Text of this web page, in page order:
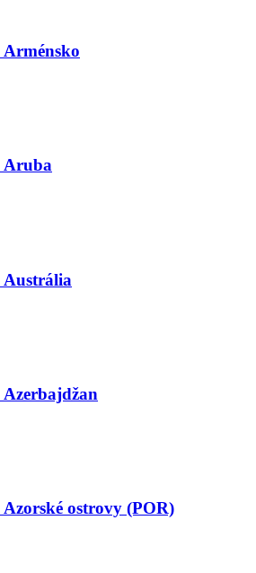
Arménsko
Aruba
Austrália
Azerbajdžan
Azorské ostrovy (POR)